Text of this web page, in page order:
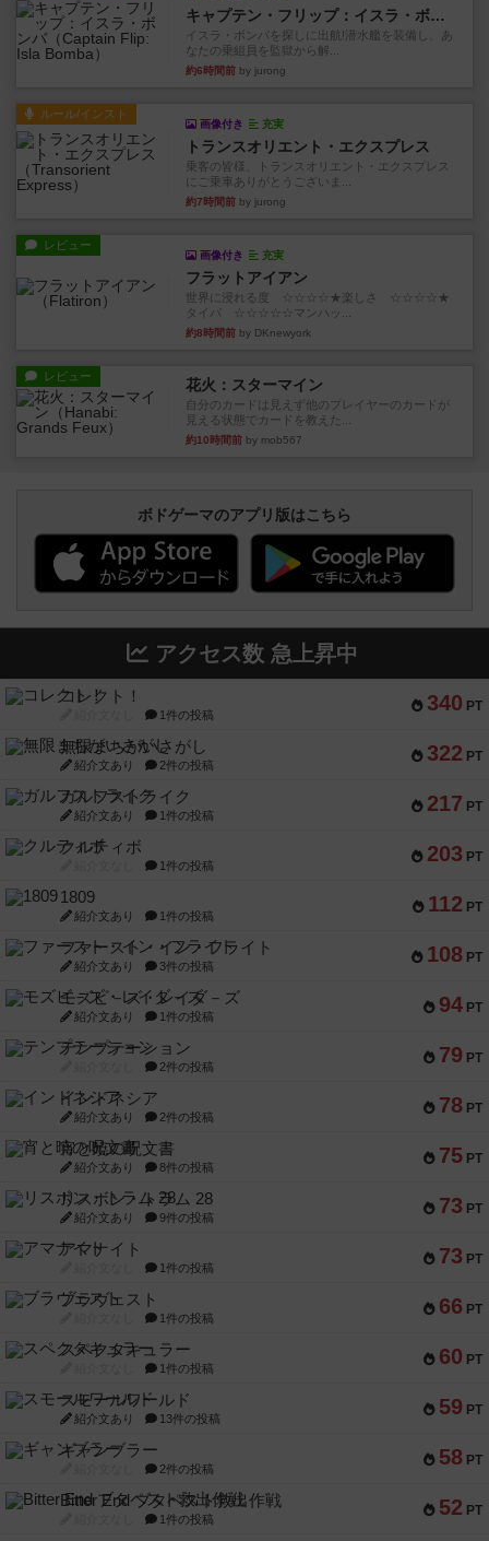
キャプテン・フリップ：イスラ・ボンバ
イスラ・ボンバを探しに出航!潜水艦を装備し、あ
なたの乗組員を監獄から解...
約6時間前 by jurong
ルール/インスト
画像付き 充実
トランスオリエント・エクスプレス
乗客の皆様、トランスオリエント・エクスプレス
にご乗車ありがとうございま...
約7時間前 by jurong
レビュー
画像付き 充実
フラットアイアン
世界に浸れる度 ☆☆☆☆★楽しさ ☆☆☆☆★
タイパ ☆☆☆☆☆マンハッ...
約8時間前 by DKnewyork
レビュー 花火：スターマイン
自分のカードは見えず他のプレイヤーのカードが
見える状態でカードを教えた...
約10時間前 by mob567
ボドゲーマのアプリ版はこちら
アクセス数 急上昇中
340 PT
コレクト！
1件の投稿
322 PT
無限まちがいさがし
紹介文あり 2件の投稿
217 PT
ガルフストライク
紹介文あり 1件の投稿
203 PT
クルティボ
1件の投稿
112 PT
1809
紹介文あり 1件の投稿
108 PT
ファースト・イン・フライト
紹介文あり 3件の投稿
94 PT
モズビ－ズ・レイダ－ズ
紹介文あり 1件の投稿
79 PT
テンプテーション
2件の投稿
78 PT
インドネシア
紹介文あり 2件の投稿
75 PT
宵と暁の呪文書
紹介文あり 8件の投稿
73 PT
リスボン・トラム 28
紹介文あり 9件の投稿
73 PT
アマナイト
1件の投稿
66 PT
ブラヴェスト
1件の投稿
60 PT
スペクタキュラー
1件の投稿
59 PT
スモールワールド
紹介文あり 13件の投稿
58 PT
ギャンブラー
2件の投稿
52 PT
Bitter End ブタペスト救出作戦
1件の投稿